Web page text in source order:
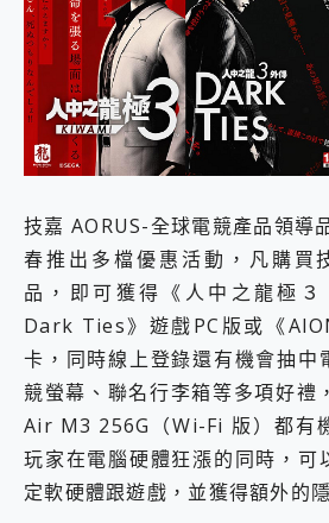
小朋友才做選擇 投影機 RGB藍牙音響 氛圍情境燈 我通通都要！ Starfish 2 幻彩膠囊投影機｜結合「 智慧投影 & 煥彩流動 」的沈浸式生活新體驗
外型超吸晴~ 給您絕佳操控體驗 GravaStar Mercury K1 系列 異星機械鍵盤與 Mercury X 系列 輕量無線電競滑鼠 開箱 評測
開箱~變身「蜘蛛人」椅子軍師！MSI MPG 491CQP QD-OLED 超寬曲面電競螢幕，多工辦公、爽度滿滿的終極桌面體驗
iPhone 17 系列 有認證的防護來囉！ imos 首家導入 UL MCV 行銷宣告驗證的手機配件品牌
DJI Osmo Pocket 3 爽爽帶回家 歡慶 EaseUS 21 週年到來，「Slogan 海報徵稿活動」好康大放送
會走動的冷暖氣 SONY REON POCKET PRO 穿戴式智慧冷暖調溫裝置 開箱 評測
寶可夢飛人外掛iToolab AnyGo全新升級，GO Fest 五折優惠嗨翻天！支援 iOS/Android！
百倍變焦實測~ vivo X200 Pro 與 S25 Ultra 誰能滿足全場景拍攝需求？
超好用的 PLAUD NotePin AI 智慧錄音膠囊~ 您的AI 秘書已上線 每月免費送你 300分鐘轉寫
COMPUTEX 2025 來囉！AGI亞奇雷 AI・Gaming・創作儲存方案登場，趕快來AGI亞奇雷挑戰任務抽 PS5！
自帶線的 有線無線都能充 ONPRO MagReact M5 10000mAh 5合1 磁吸無線急速行動電源 開箱 評測
飛利浦 JS7310 ⚡【電急便｜行動儲能救車電源】 可靠的旅行夥伴！帶給您優異的安全性與強大供電效能
是螢幕也是電視! 一機超多用途「MSI微星 Modern MD272UPSW 27型」 4K IPS 輕薄商用智慧聯網螢幕 開箱 評測
您的專屬AI 助手 Yoga Slim 7 Aura Edition 觸控AI筆電 開箱 評測
realme 14 Pro 超硬軍規、冰感變色實測，realme 14 5G 遊戲戰鬥值爆表，效能x娛樂全都要！
iPhone、Apple Watch、AirPods耳機 三個設備充電一起搞定 ONPRO MagReact™ M3 3 in 1可攜摺疊無線充電器 開箱 評測
動靜皆宜「HUAWEI FreeArc」開放式耳掛耳機，無感配戴! 超穩超服貼，音質、通話也很優質
技嘉 AORUS-全球電競產品領導
春推出多檔優惠活動，凡購買
品，即可獲得《人中之龍極
Dark Ties》遊戲PC版或《
卡，同時線上登錄還有機會抽中
競螢幕、聯名行李箱等多項好禮
Air M3 256G（Wi-Fi 版）都有
玩家在電腦硬體狂漲的同時，可
定軟硬體跟遊戲，並獲得額外的